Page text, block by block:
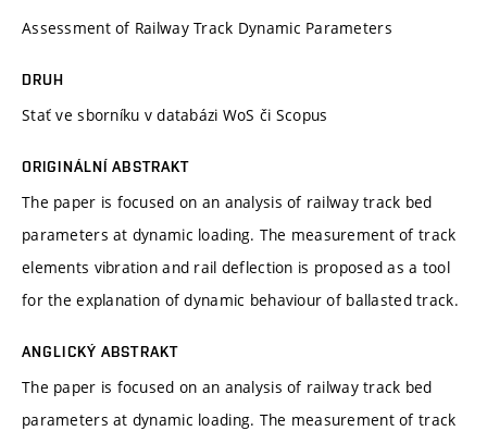
Assessment of Railway Track Dynamic Parameters
DRUH
Stať ve sborníku v databázi WoS či Scopus
ORIGINÁLNÍ ABSTRAKT
The paper is focused on an analysis of railway track bed
parameters at dynamic loading. The measurement of track
elements vibration and rail deflection is proposed as a tool
for the explanation of dynamic behaviour of ballasted track.
ANGLICKÝ ABSTRAKT
The paper is focused on an analysis of railway track bed
parameters at dynamic loading. The measurement of track